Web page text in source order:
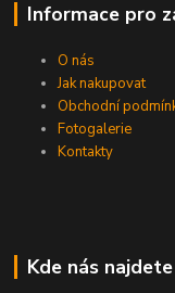
Informace pro
O nás
Jak nakupovat
Obchodní
Fotogalerie
Kontakty
Kde nás najdete